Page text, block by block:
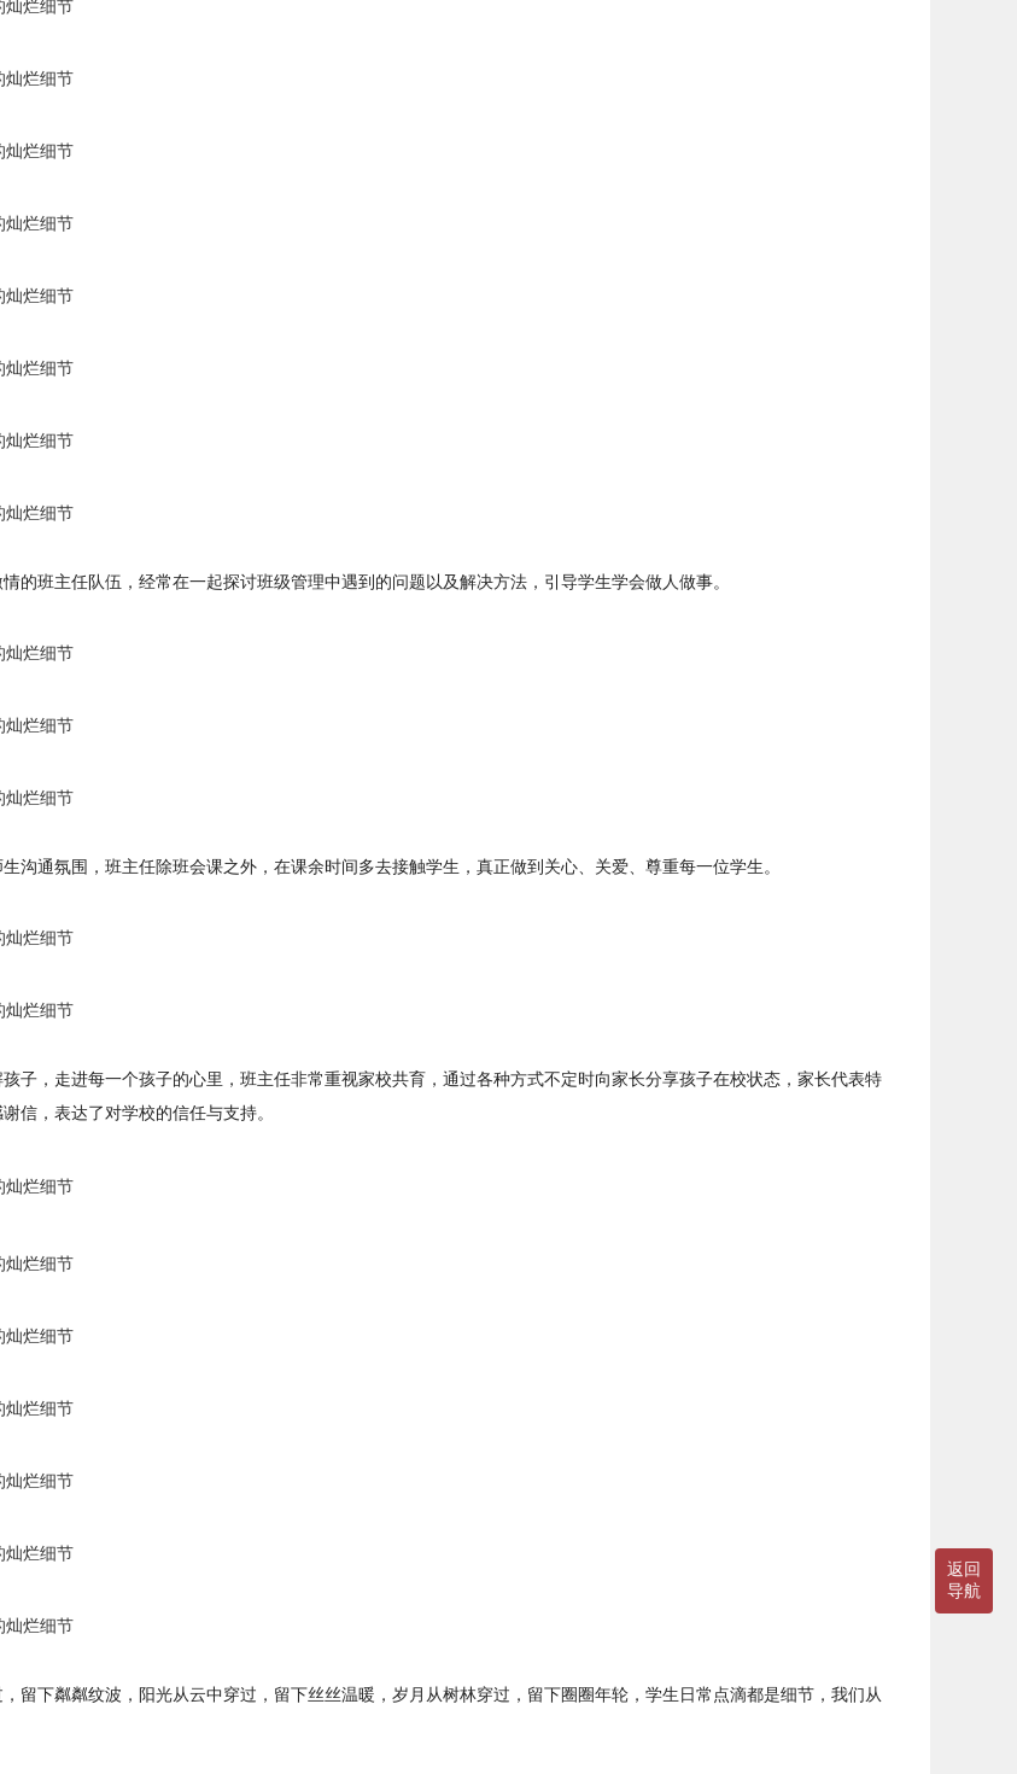
返回
导航
的班主任队伍，经常在一起探讨班级管理中遇到的问题以及解决方法，引导学生学会做人做事。
沟通氛围，班主任除班会课之外，在课余时间多去接触学生，真正做到关心、关爱、尊重每一位学生。
子，走进每一个孩子的心里，班主任非常重视家校共育，通过各种方式不定时向家长分享孩子在校状态，家长代表特
信，表达了对学校的信任与支持。
，留下粼粼纹波，阳光从云中穿过，留下丝丝温暖，岁月从树林穿过，留下圈圈年轮，学生日常点滴都是细节，我们从